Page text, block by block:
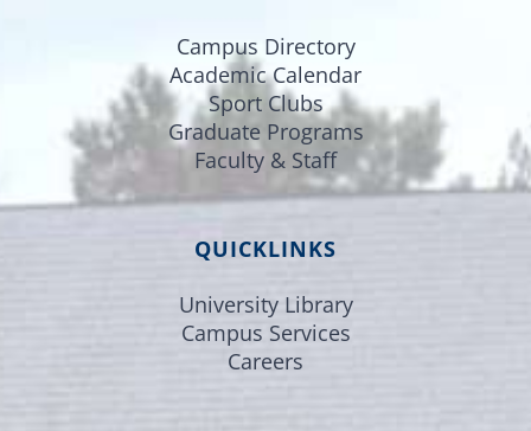
Campus Directory
Academic Calendar
Sport Clubs
Graduate Programs
Faculty & Staff
QUICKLINKS
University Library
Campus Services
Careers